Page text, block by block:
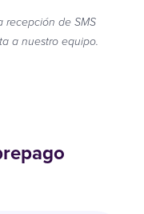
recepción de SMS
a nuestro equipo.